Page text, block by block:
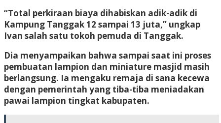
“Total perkiraan biaya dihabiskan adik-adik di
Kampung Tanggak 12 sampai 13 juta,” ungkap
Ivan salah satu tokoh pemuda di Tanggak.
Dia menyampaikan bahwa sampai saat ini proses
pembuatan lampion dan miniature masjid masih
berlangsung. Ia mengaku remaja di sana kecewa
dengan pemerintah yang tiba-tiba meniadakan
pawai lampion tingkat kabupaten.